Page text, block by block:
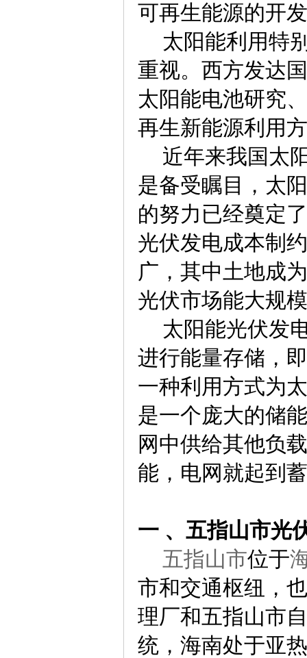
可再生能源的开
太阳能利用特
重视。西方发达
太阳能电池研究
再生新能源利用
近年来我国太
是备受瞩目，太
的努力已经奠定
光伏发电成本制
广，其中土地成
光伏市场能大规
太阳能光伏发
进行能量存储，
一种利用方式为
是一个庞大的储
网中供给其他负
能，电网就起到
一 、五指山市光
五指山市位于
市和交通枢纽，
理厂和五指山市
统，海南处于亚